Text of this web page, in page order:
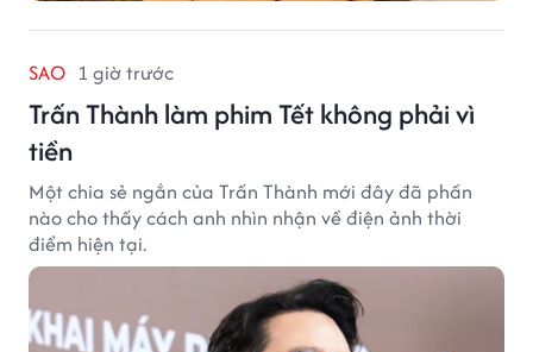
SAO 1 giờ trước
Trấn Thành làm phim Tết không phải vì
tiền
Một chia sẻ ngắn của Trấn Thành mới đây đã phần
nào cho thấy cách anh nhìn nhận về điện ảnh thời
điểm hiện tại.